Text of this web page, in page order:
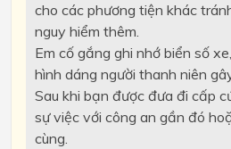
cho các phương tiện khác
nguy hiểm thêm.
Em cố gắng ghi nhớ biển số
hình dáng người thanh niên
Sau khi bạn được đưa đi cấp
sự việc với công an gần đó
cùng.